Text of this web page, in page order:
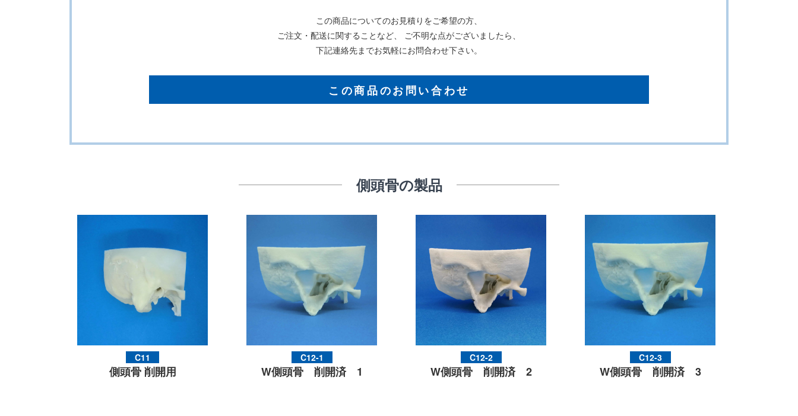
この商品についてのお見積りをご希望の方、
ご注文・配送に関することなど、 ご不明な点がございましたら、
下記連絡先までお気軽にお問合わせ下さい。
この商品のお問い合わせ
側頭骨の製品
C11
側頭骨 削開用
C12-1
W側頭骨 削開済 1
C12-2
W側頭骨 削開済 2
C12-3
W側頭骨 削開済 3